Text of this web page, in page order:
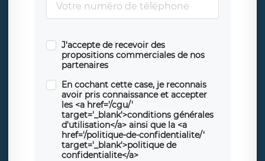
J'accepte de recevoir des
propositions commerciales de nos
partenaires
En cochant cette case, je reconnais
avoir pris connaissance et accepter
les <a href='/cgu/'
target='_blank'>conditions générales
d'utilisation</a> ainsi que la <a
href='/politique-de-confidentialite/'
target='_blank'>politique de
confidentialite</a>